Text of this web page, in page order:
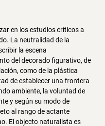
en los estudios críticos a
La neutralidad de la
la escena
del decorado figurativo, de
como de la plástica
de establecer una frontera
ambiente, la voluntad de
y según su modo de
al rango de actante
El objecto naturalista es